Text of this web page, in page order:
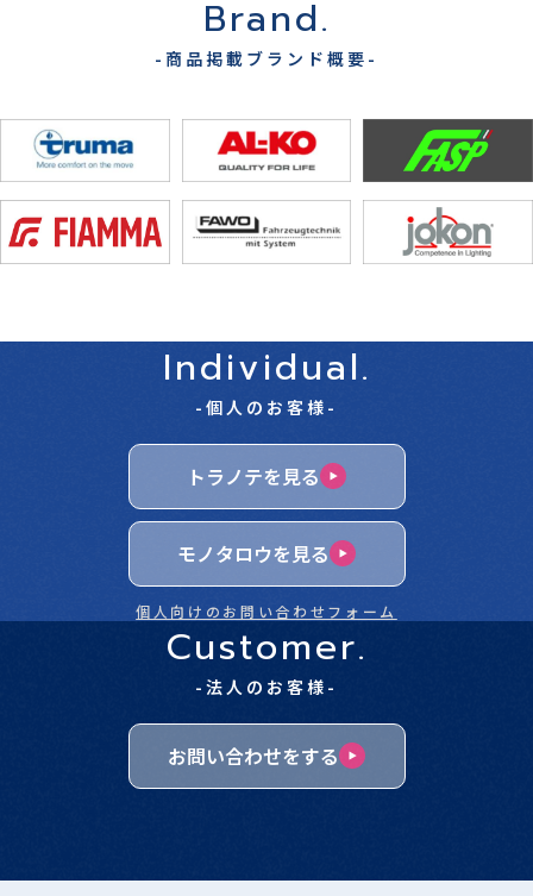
Brand.
-商品掲載ブランド概要-
Individual.
-個人のお客様-
トラノテを見る
モノタロウを見る
個人向けのお問い合わせフォーム
Customer.
-法人のお客様-
お問い合わせをする